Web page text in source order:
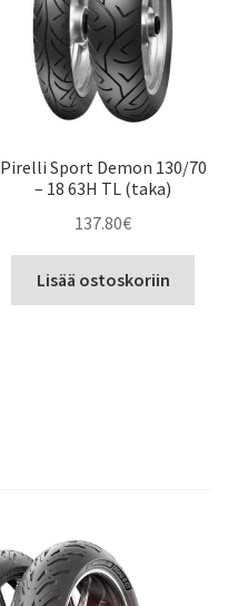
Pirelli Sport Demon 130/70
– 18 63H TL (taka)
137.80€
Lisää ostoskoriin